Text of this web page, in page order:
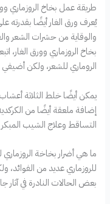
طريقة عمل بخاخ الروزماري
يُعرف ورق الغار أيضًا بقدرته
والوقاية من حشرات الشعر
بخاخ الروزماري وورق الغار،
الروماري للشعر، ولكن أضيفي للخليط 4
يمكن أيضًا خلط الثلاثة
إضافة ملعقة أيضًا من
التساقط وعلاج الشيب المبكر
ما هي أضرار بخاخة الروزماري
للروزماري عديد من الفوائد،
بعض الحالات النادرة في آثار